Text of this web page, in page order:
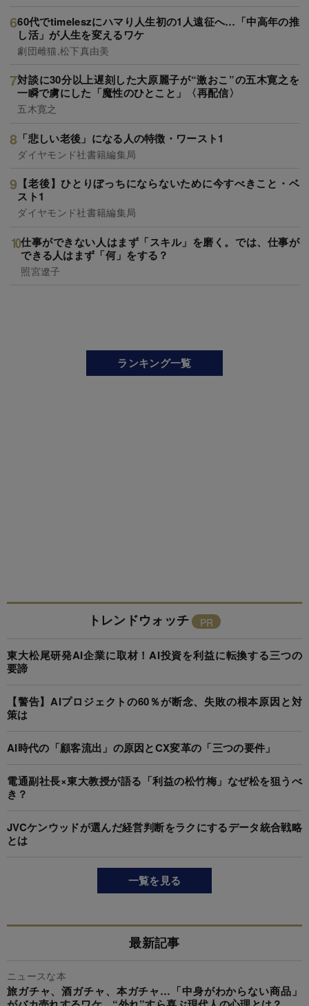
60代でtimeleszにハマり人生初の1人遠征へ…「中高年の推
し活」が人生を変えるワケ
劇団雌猫,松下真由美
対談に30分以上遅刻した大原麗子が“激おこ”の五木寛之を
一瞬で虜にした「魔性のひとこと」〈再配信〉
五木寛之
「悲しい老後」になる人の特徴・ワースト1
ダイヤモンド社書籍編集局
【老後】ひとりぼっちにならないために今すべきこと・ベ
スト1
ダイヤモンド社書籍編集局
仕事ができない人はまず「スキル」を磨く。では、仕事が
できる人はまず「何」をする？
照宮遼子
ランキング一覧
トレンドウォッチ
東大松尾研発AI企業に取材！AI投資を利益に転換する三つの
要諦
【警告】AIプロジェクトの60％が断念、失敗の根本原因と対
策は
AI時代の「顧客流出」の原因とCX変革の「三つの要件」
電通副社長×東大教授が語る「利益の松竹梅」なぜ松を狙うべ
き？
JVCケンウッドが選んだ経営判断をラクにするデータ統合戦略
とは
一覧を見る
最新記事
ニュースな本
旅ガチャ、酒ガチャ、本ガチャ…「中身がわからない商品」